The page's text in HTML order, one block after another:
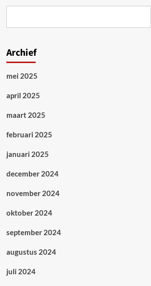
Archief
mei 2025
april 2025
maart 2025
februari 2025
januari 2025
december 2024
november 2024
oktober 2024
september 2024
augustus 2024
juli 2024